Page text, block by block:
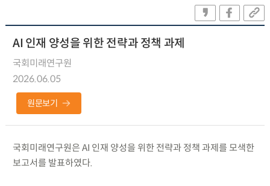
AI 인재 양성을 위한 전략과 정책 과제
국회미래연구원
2026.06.05
원문보기
국회미래연구원은 AI 인재 양성을 위한 전략과 정책 과제를 모색한
보고서를 발표하였다.